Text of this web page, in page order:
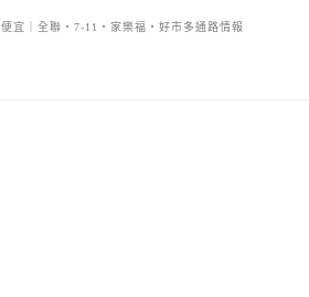
宜｜全聯・7-11・家樂福・好市多通路情報